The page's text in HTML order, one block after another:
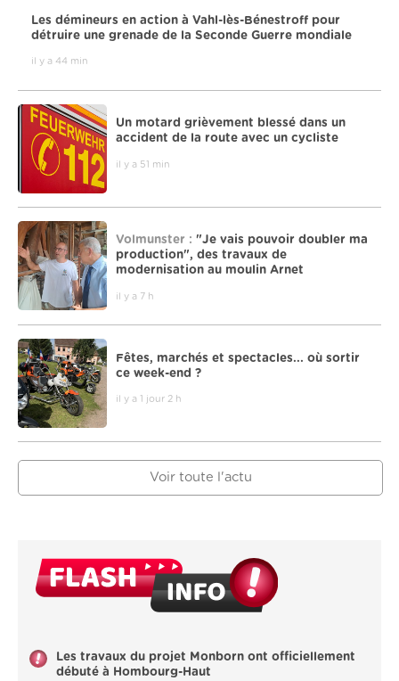
Les démineurs en action à Vahl-lès-Bénestroff pour
détruire une grenade de la Seconde Guerre mondiale
il y a 44 min
Un motard grièvement blessé dans un
accident de la route avec un cycliste
il y a 51 min
Volmunster : "Je vais pouvoir doubler ma
production", des travaux de
modernisation au moulin Arnet
il y a 7 h
Fêtes, marchés et spectacles... où sortir
ce week-end ?
il y a 1 jour 2 h
Voir toute l'actu
Les travaux du projet Monborn ont officiellement
débuté à Hombourg-Haut